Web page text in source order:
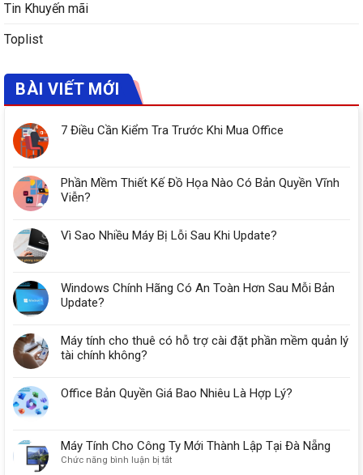
Tin Khuyến mãi
Toplist
BÀI VIẾT MỚI
7 Điều Cần Kiểm Tra Trước Khi Mua Office
Phần Mềm Thiết Kế Đồ Họa Nào Có Bản Quyền Vĩnh
Viễn?
Vì Sao Nhiều Máy Bị Lỗi Sau Khi Update?
Windows Chính Hãng Có An Toàn Hơn Sau Mỗi Bản
Update?
Máy tính cho thuê có hỗ trợ cài đặt phần mềm quản lý
tài chính không?
Office Bản Quyền Giá Bao Nhiêu Là Hợp Lý?
Máy Tính Cho Công Ty Mới Thành Lập Tại Đà Nẵng
Chức năng bình luận bị tắtở